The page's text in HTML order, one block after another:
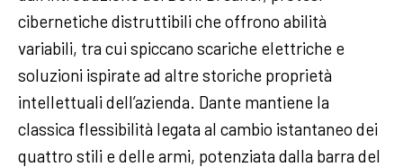
cibernetiche distruttibili che offrono abilità
variabili, tra cui spiccano scariche elettriche e
soluzioni ispirate ad altre storiche proprietà
intellettuali dell’azienda. Dante mantiene la
classica flessibilità legata al cambio istantaneo dei
quattro stili e delle armi, potenziata dalla barra del